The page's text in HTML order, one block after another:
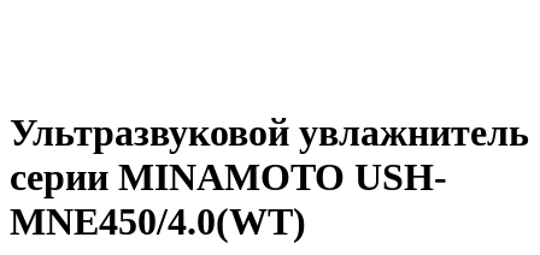
Ультразвуковой увлажнитель
серии MINAMOTO USH-
MNE450/4.0(WT)